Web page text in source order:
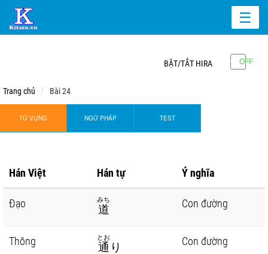
☰
BẬT/TẮT HIRA
Trang chủ Bài 24
TỪ VỰNG NGỮ PHÁP TEST
Hán Việt Hán tự Ý nghĩa
Đạo 道
みち Con đường
Thông 通
とお
り Con đường